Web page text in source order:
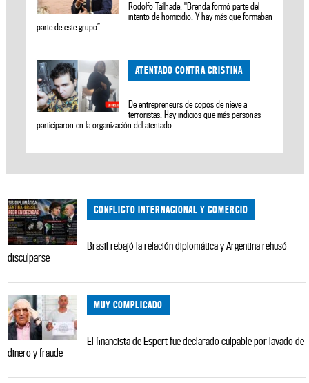
Rodolfo Tailhade: "Brenda formó parte del
intento de homicidio. Y hay más que formaban
parte de este grupo”.
ATENTADO CONTRA CRISTINA
De entrepreneurs de copos de nieve a
terroristas. Hay indicios que más personas
participaron en la organización del atentado
CONFLICTO INTERNACIONAL Y COMERCIO
Brasil rebajó la relación diplomática y Argentina rehusó
disculparse
MUY COMPLICADO
El financista de Espert fue declarado culpable por lavado de
dinero y fraude